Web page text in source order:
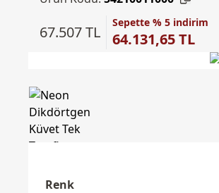
67.507 TL
Sepette % 5 indirim
64.131,65 TL
Renk